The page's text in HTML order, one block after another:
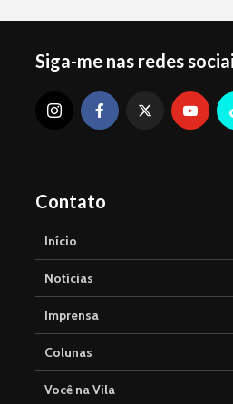
Siga-me nas redes
Contato
Início
Notícias
Imprensa
Colunas
Você na Vila